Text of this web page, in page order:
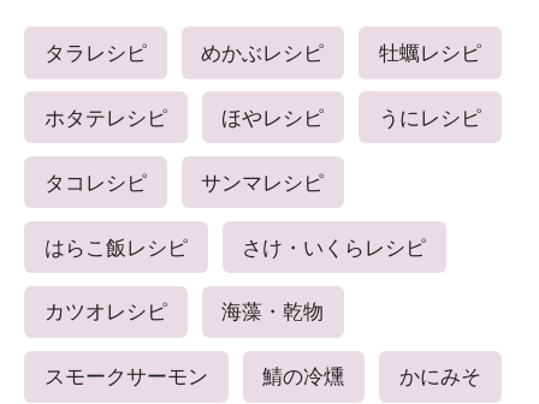
タラレシピ めかぶレシピ 牡蠣レシピ
ホタテレシピ ほやレシピ うにレシピ
タコレシピ サンマレシピ
はらこ飯レシピ さけ・いくらレシピ
カツオレシピ 海藻・乾物
スモークサーモン 鯖の冷燻 かにみそ